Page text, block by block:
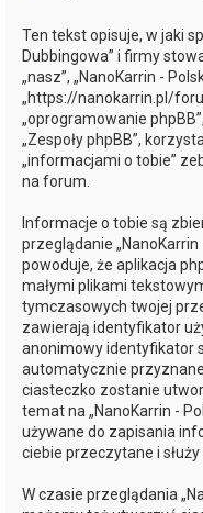
Ten tekst opisuje, w jaki
Dubbingowa” i firmy
„nasz”, „NanoKarrin -
„https://nanokarrin.pl/
„oprogramowanie
„Zespoły phpBB”,
„informacjami o tobie”
na forum.
Informacje o tobie są
przeglądanie „NanoKarrin
powoduje, że aplikacja
małymi plikami
tymczasowych twojej
zawierają identyfikator
anonimowy identyfikator
automatycznie
ciasteczko zostanie
temat na „NanoKarrin -
używane do zapisania
ciebie przeczytane i
W czasie przeglądania